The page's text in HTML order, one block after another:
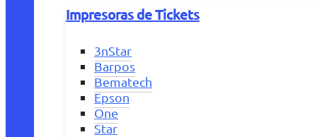
Impresoras de Tickets
3nStar
Barpos
Bematech
Epson
One
Star